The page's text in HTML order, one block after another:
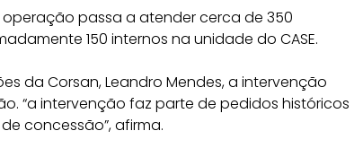
operação passa a atender cerca de 350
150 internos na unidade do CASE.
da Corsan, Leandro Mendes, a intervenção
“a intervenção faz parte de pedidos históricos
concessão”, afirma.